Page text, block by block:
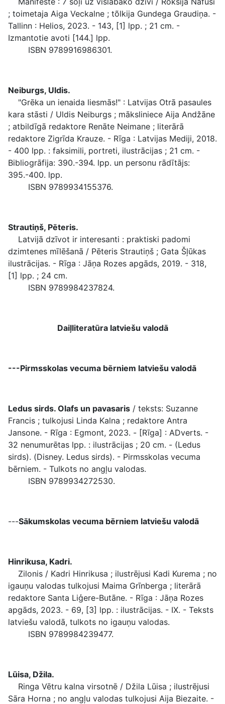
; toimetaja Aiga Veckalne ; tõlkija Gundega Graudiņa. -
Tallinn : Helios, 2023. - 143, [1] lpp. ; 21 cm. -
Izmantotie avoti [144.] lpp.
ISBN 9789916986301.
Neiburgs, Uldis.
"Grēka un ienaida liesmās!" : Latvijas Otrā pasaules
kara stāsti / Uldis Neiburgs ; māksliniece Aija Andžāne
; atbildīgā redaktore Renāte Neimane ; literārā
redaktore Zigrīda Krauze. - Rīga : Latvijas Mediji, 2018.
- 400 lpp. : faksimili, portreti, ilustrācijas ; 21 cm. -
Bibliogrāfija: 390.-394. lpp. un personu rādītājs:
395.-400. lpp.
ISBN 9789934155376.
Strautiņš, Pēteris.
Latvijā dzīvot ir interesanti : praktiski padomi
dzimtenes mīlēšanā / Pēteris Strautiņš ; Gata Šļūkas
ilustrācijas. - Rīga : Jāņa Rozes apgāds, 2019. - 318,
[1] lpp. ; 24 cm.
ISBN 9789984237824.
Daiļliteratūra latviešu valodā
---Pirmsskolas vecuma bērniem latviešu valodā
Ledus sirds. Olafs un pavasaris / teksts: Suzanne
Francis ; tulkojusi Linda Kalna ; redaktore Antra
Jansone. - Rīga : Egmont, 2023. - [Rīga] : ADverts. -
32 nenumurētas lpp. : ilustrācijas ; 20 cm. - (Ledus
sirds). (Disney. Ledus sirds). - Pirmsskolas vecuma
bērniem. - Tulkots no angļu valodas.
ISBN 9789934272530.
---Sākumskolas vecuma bērniem latviešu valodā
Hinrikusa, Kadri.
Zilonis / Kadri Hinrikusa ; ilustrējusi Kadi Kurema ; no
igauņu valodas tulkojusi Maima Grīnberga ; literārā
redaktore Santa Liģere-Butāne. - Rīga : Jāņa Rozes
apgāds, 2023. - 69, [3] lpp. : ilustrācijas. - IX. - Teksts
latviešu valodā, tulkots no igauņu valodas.
ISBN 9789984239477.
Lūisa, Džila.
Ringa Vētru kalna virsotnē / Džila Lūisa ; ilustrējusi
Sāra Horna ; no angļu valodas tulkojusi Aija Biezaite. -